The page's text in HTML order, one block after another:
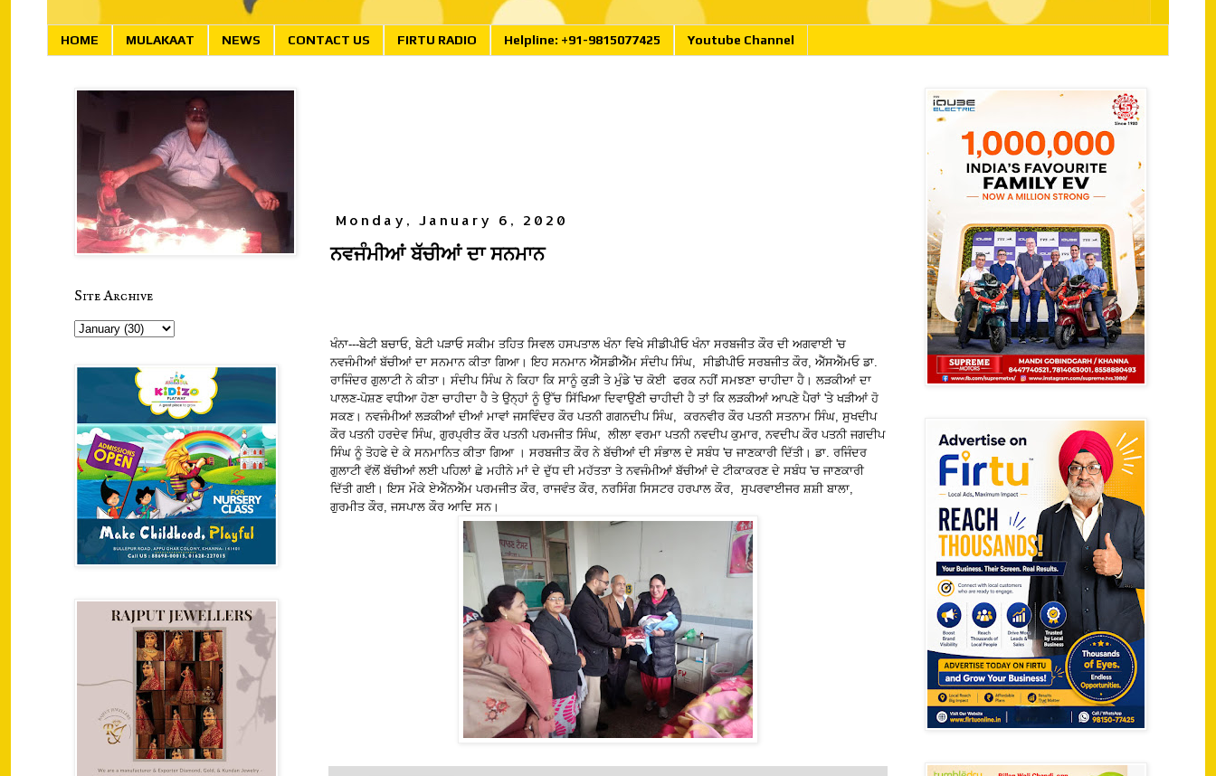
HOME MULAKAAT NEWS CONTACT US FIRTU RADIO Helpline: +91-9815077425 Youtube Channel
Monday, January 6, 2020
ਨਵਜੰਮੀਆਂ ਬੱਚੀਆਂ ਦਾ ਸਨਮਾਨ
ਖੰਨਾ---ਬੇਟੀ ਬਚਾਓ, ਬੇਟੀ ਪੜਾਓ ਸਕੀਮ ਤਹਿਤ ਸਿਵਲ ਹਸਪਤਾਲ ਖੰਨਾ ਵਿਖੇ ਸੀਡੀਪੀਓ ਖੰਨਾ ਸਰਬਜੀਤ ਕੌਰ ਦੀ ਅਗਵਾਈ 'ਚ
ਨਵਜੰਮੀਆਂ ਬੱਚੀਆਂ ਦਾ ਸਨਮਾਨ ਕੀਤਾ ਗਿਆ। ਇਹ ਸਨਮਾਨ ਐੱਸਡੀਐੱਮ ਸੰਦੀਪ ਸਿੰਘ, ਸੀਡੀਪੀਓ ਸਰਬਜੀਤ ਕੌਰ, ਐੱਸਐੱਮਓ ਡਾ.
ਰਾਜਿੰਦਰ ਗੁਲਾਟੀ ਨੇ ਕੀਤਾ। ਸੰਦੀਪ ਸਿੰਘ ਨੇ ਕਿਹਾ ਕਿ ਸਾਨੂੰ ਕੁੜੀ ਤੇ ਮੁੰਡੇ 'ਚ ਕੋਈ ਫਰਕ ਨਹੀਂ ਸਮਝਣਾ ਚਾਹੀਦਾ ਹੈ। ਲੜਕੀਆਂ ਦਾ
ਪਾਲਣ-ਪੋਸ਼ਣ ਵਧੀਆ ਹੋਣਾ ਚਾਹੀਦਾ ਹੈ ਤੇ ਉਨ੍ਹਾਂ ਨੂੰ ਉੱਚ ਸਿੱਖਿਆ ਦਿਵਾਉਣੀ ਚਾਹੀਦੀ ਹੈ ਤਾਂ ਕਿ ਲੜਕੀਆਂ ਆਪਣੇ ਪੈਰਾਂ 'ਤੇ ਖੜੀਆਂ ਹੋ
ਸਕਣ। ਨਵਜੰਮੀਆਂ ਲੜਕੀਆਂ ਦੀਆਂ ਮਾਵਾਂ ਜਸਵਿੰਦਰ ਕੌਰ ਪਤਨੀ ਗਗਨਦੀਪ ਸਿੰਘ, ਕਰਨਵੀਰ ਕੌਰ ਪਤਨੀ ਸਤਨਾਮ ਸਿੰਘ, ਸੁਖਦੀਪ
ਕੌਰ ਪਤਨੀ ਹਰਦੇਵ ਸਿੰਘ, ਗੁਰਪ੍ਰੀਤ ਕੌਰ ਪਤਨੀ ਪਰਮਜੀਤ ਸਿੰਘ, ਲੀਲਾ ਵਰਮਾ ਪਤਨੀ ਨਵਦੀਪ ਕੁਮਾਰ, ਨਵਦੀਪ ਕੌਰ ਪਤਨੀ ਜਗਦੀਪ
ਸਿੰਘ ਨੂੰ ਤੋਹਫੇ ਦੇ ਕੇ ਸਨਮਾਨਿਤ ਕੀਤਾ ਗਿਆ । ਸਰਬਜੀਤ ਕੌਰ ਨੇ ਬੱਚੀਆਂ ਦੀ ਸੰਭਾਲ ਦੇ ਸਬੰਧ 'ਚ ਜਾਣਕਾਰੀ ਦਿੱਤੀ। ਡਾ. ਰਜਿੰਦਰ
ਗੁਲਾਟੀ ਵੱਲੋਂ ਬੱਚੀਆਂ ਲਈ ਪਹਿਲਾਂ ਛੇ ਮਹੀਨੇ ਮਾਂ ਦੇ ਦੁੱਧ ਦੀ ਮਹੱਤਤਾ ਤੇ ਨਵਜੰਮੀਆਂ ਬੱਚੀਆਂ ਦੇ ਟੀਕਾਕਰਣ ਦੇ ਸਬੰਧ 'ਚ ਜਾਣਕਾਰੀ
ਦਿੱਤੀ ਗਈ। ਇਸ ਮੌਕੇ ਏਐੱਨਐੱਮ ਪਰਮਜੀਤ ਕੌਰ, ਰਾਜਵੰਤ ਕੌਰ, ਨਰਸਿੰਗ ਸਿਸਟਰ ਹਰਪਾਲ ਕੌਰ, ਸੁਪਰਵਾਈਜਰ ਸ਼ਸ਼ੀ ਬਾਲਾ,
ਗੁਰਮੀਤ ਕੌਰ, ਜਸਪਾਲ ਕੌਰ ਆਦਿ ਸਨ।
Site Archive